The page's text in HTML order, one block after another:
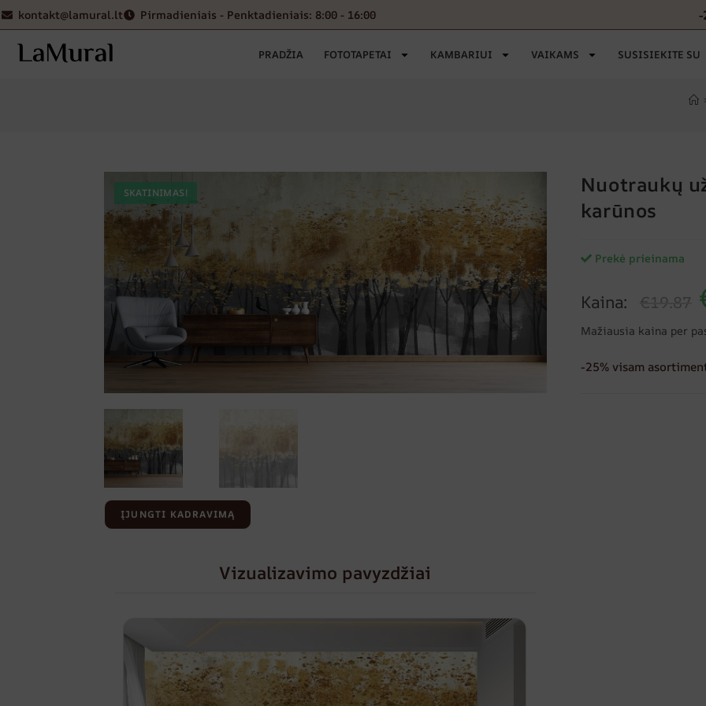
kontakt@lamural.lt Pirmadieniais - Penktadieniais: 8:00 - 16:00
PRADŽIA FOTOTAPETAI KAMBARIUI VAIKAMS SUSISIEKITE SU
SKATINIMAS!
ĮJUNGTI KADRAVIMĄ
Vizualizavimo pavyzdžiai
Nuotraukų
karūnos
Prekė prieinama
Kaina: €19.87
Mažiausia kaina per
-25% visam